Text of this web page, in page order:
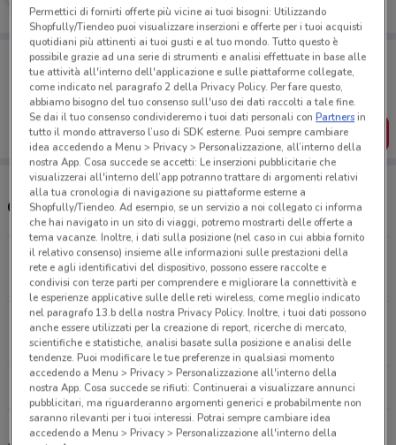
Porta DoveConviene sempre con te!
Puoi trovare le migliori offerte dei negozi vicino a te,
salvarle e creare la tua lista del risparmio, comodamente
dal tuo cellulare.
SCARICA L’APP
Orari e Negozi Conad
Via Delle Regioni Snc Portoscuso
17.2 km
APERTO
Via I° Maggio Carloforte
26.5 km
APERTO
Tutti i negozi Conad
Permettici di fornirti offerte più vicine ai tuoi bisogni: Utilizzando
Shopfully/Tiendeo puoi visualizzare inserzioni e offerte per i tuoi acquisti
quotidiani più attinenti ai tuoi gusti e al tuo mondo. Tutto questo è
possibile grazie ad una serie di strumenti e analisi effettuate in base alle
tue attività all'interno dell'applicazione e sulle piattaforme collegate,
come indicato nel paragrafo 2 della Privacy Policy. Per fare questo,
abbiamo bisogno del tuo consenso sull'uso dei dati raccolti a tale fine.
Se dai il tuo consenso condivideremo i tuoi dati personali conPartnersin
tutto il mondo attraverso l’uso di SDK esterne. Puoi sempre cambiare
idea accedendo a Menu > Privacy > Personalizzazione, all’interno della
nostra App. Cosa succede se accetti: Le inserzioni pubblicitarie che
visualizzerai all'interno dell’app potranno trattare di argomenti relativi
alla tua cronologia di navigazione su piattaforme esterne a
Shopfully/Tiendeo. Ad esempio, se un servizio a noi collegato ci informa
che hai navigato in un sito di viaggi, potremo mostrarti delle offerte a
tema vacanze. Inoltre, i dati sulla posizione (nel caso in cui abbia fornito
il relativo consenso) insieme alle informazioni sulle prestazioni della
rete e agli identificativi del dispositivo, possono essere raccolte e
condivisi con terze parti per comprendere e migliorare la connettività e
le esperienze applicative sulle delle reti wireless, come meglio indicato
nel paragrafo 13.b della nostra Privacy Policy. Inoltre, i tuoi dati possono
anche essere utilizzati per la creazione di report, ricerche di mercato,
scientifiche e statistiche, analisi basate sulla posizione e analisi delle
tendenze. Puoi modificare le tue preferenze in qualsiasi momento
accedendo a Menu > Privacy > Personalizzazione all'interno della
nostra App. Cosa succede se rifiuti: Continuerai a visualizzare annunci
pubblicitari, ma riguarderanno argomenti generici e probabilmente non
saranno rilevanti per i tuoi interessi. Potrai sempre cambiare idea
accedendo a Menu > Privacy > Personalizzazione all'interno della